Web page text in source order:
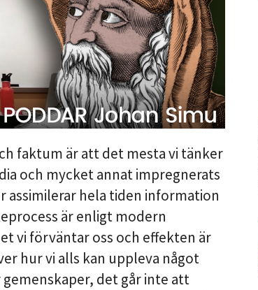
faktum är att det mesta vi tänker
och mycket annat impregnerats
assimilerar hela tiden information
är enligt modern
vi förväntar oss och effekten är
hur vi alls kan uppleva något
det går inte att